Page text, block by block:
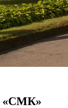
«СМК»